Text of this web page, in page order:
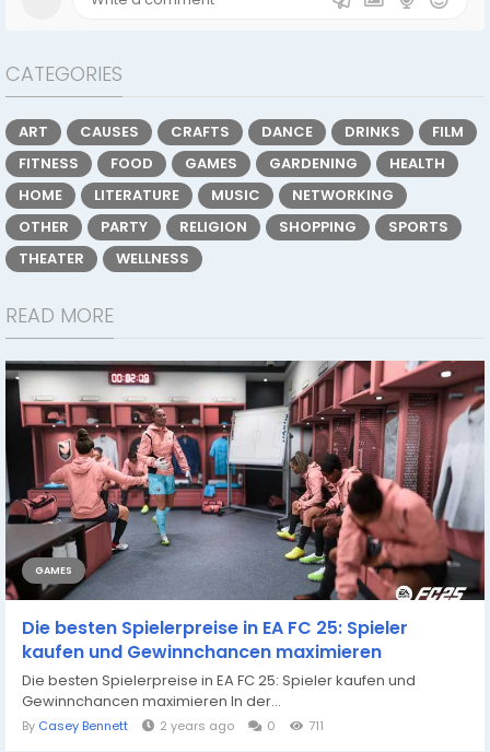
CATEGORIES
ART CAUSES CRAFTS DANCE DRINKS
FILM
FITNESS
FOOD GAMES GARDENING
HEALTH
HOME
LITERATURE MUSIC
NETWORKING
OTHER
PARTY RELIGION SHOPPING
SPORTS
THEATER
WELLNESS
READ MORE
GAMES
Die besten Spielerpreise in EA FC 25: Spieler
kaufen und Gewinnchancen maximieren
Die besten Spielerpreise in EA FC 25: Spieler kaufen und
Gewinnchancen maximieren In der...
By Casey Bennett 2 years ago 0 711